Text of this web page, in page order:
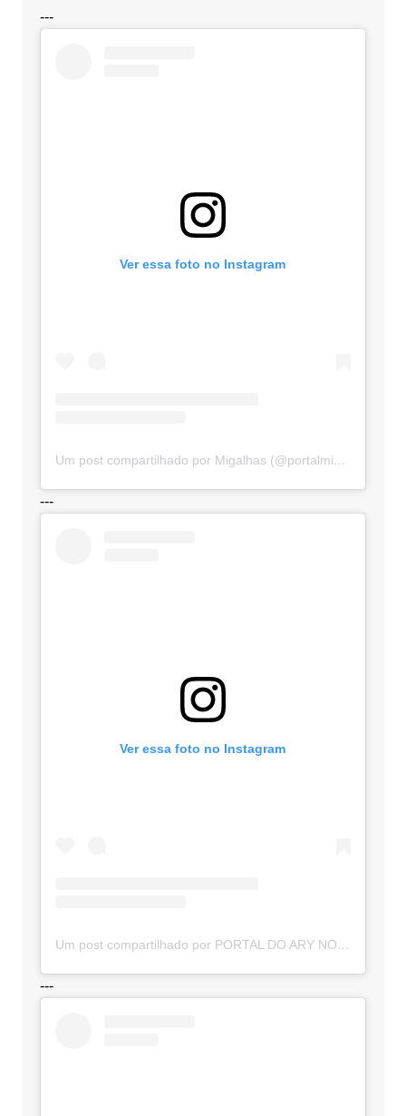
---
Ver essa foto no Instagram
Um post compartilhado por Migalhas (@portalmigalhas)
---
Ver essa foto no Instagram
Um post compartilhado por PORTAL DO ARY NOTÍCIAS (@portaldoarynoticias)
---